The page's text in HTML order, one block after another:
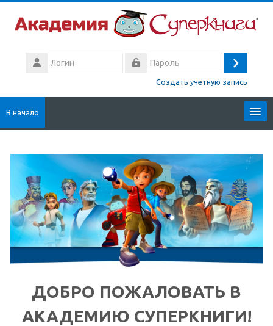
Логин
Вход
Создать учетную запись
В начало
Поиск
ДОБРО ПОЖАЛОВАТЬ В
АКАДЕМИЮ СУПЕРКНИГИ!